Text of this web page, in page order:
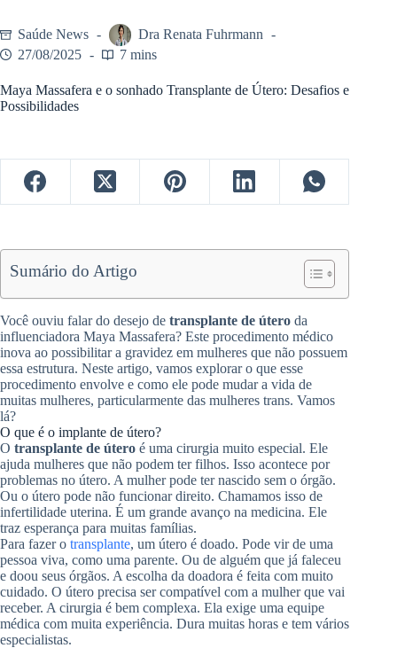
Saúde News
Dra Renata Fuhrmann
27/08/2025
7 mins
Maya Massafera e o sonhado Transplante de Útero: Desafios e
Possibilidades
Sumário do Artigo
Você ouviu falar do desejo de transplante de útero da
influenciadora Maya Massafera? Este procedimento médico
inova ao possibilitar a gravidez em mulheres que não possuem
essa estrutura. Neste artigo, vamos explorar o que esse
procedimento envolve e como ele pode mudar a vida de
muitas mulheres, particularmente das mulheres trans. Vamos
lá?
O que é o implante de útero?
O transplante de útero é uma cirurgia muito especial. Ele
ajuda mulheres que não podem ter filhos. Isso acontece por
problemas no útero. A mulher pode ter nascido sem o órgão.
Ou o útero pode não funcionar direito. Chamamos isso de
infertilidade uterina. É um grande avanço na medicina. Ele
traz esperança para muitas famílias.
Para fazer o transplante, um útero é doado. Pode vir de uma
pessoa viva, como uma parente. Ou de alguém que já faleceu
e doou seus órgãos. A escolha da doadora é feita com muito
cuidado. O útero precisa ser compatível com a mulher que vai
receber. A cirurgia é bem complexa. Ela exige uma equipe
médica com muita experiência. Dura muitas horas e tem vários
especialistas.